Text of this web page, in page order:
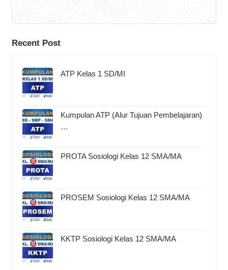
Recent Post
ATP Kelas 1 SD/MI
Kumpulan ATP (Alur Tujuan Pembelajaran)
…
PROTA Sosiologi Kelas 12 SMA/MA
PROSEM Sosiologi Kelas 12 SMA/MA
KKTP Sosiologi Kelas 12 SMA/MA